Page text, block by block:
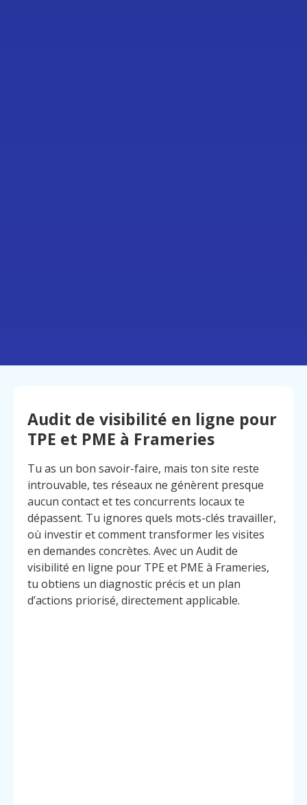
Audit de visibilité en ligne pour
TPE et PME à Frameries
Tu as un bon savoir-faire, mais ton site reste
introuvable, tes réseaux ne génèrent presque
aucun contact et tes concurrents locaux te
dépassent. Tu ignores quels mots-clés travailler,
où investir et comment transformer les visites
en demandes concrètes. Avec un Audit de
visibilité en ligne pour TPE et PME à Frameries,
tu obtiens un diagnostic précis et un plan
d’actions priorisé, directement applicable.